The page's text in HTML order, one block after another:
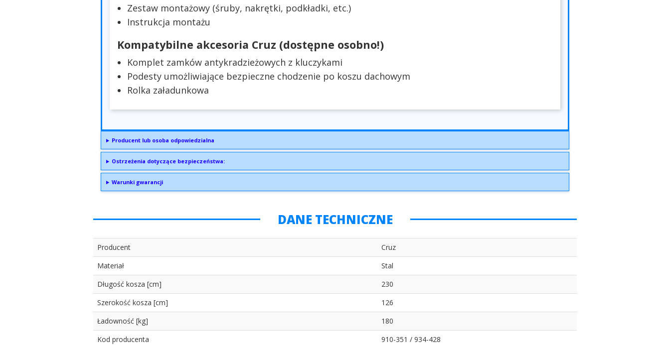
Zestaw montażowy (śruby, nakrętki, podkładki, etc.)
Instrukcja montażu
Kompatybilne akcesoria Cruz (dostępne osobno!)
Komplet zamków antykradzieżowych z kluczykami
Podesty umożliwiające bezpieczne chodzenie po koszu dachowym
Rolka załadunkowa
Producent lub osoba odpowiedzialna
Ostrzeżenia dotyczące bezpieczeństwa:
Warunki gwarancji
DANE TECHNICZNE
Producent
Cruz
Materiał
Stal
Długość kosza [cm]
230
Szerokość kosza [cm]
126
Ładowność [kg]
180
Kod producenta
910-351 / 934-428